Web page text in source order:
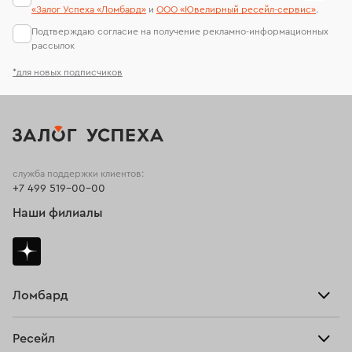
*для новых подписчиков
«Залог Успеха «Ломбард» и ООО «Ювелирный ресейл-сервиc».
Подтверждаю согласие на получение рекламно-информационных
рассылок
Ломбард
Ресейл
служба поддержки клиентов:
+7 499 519-00-00
Наши филиалы